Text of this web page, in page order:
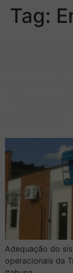
Tag:
Adequação do
operacionais da